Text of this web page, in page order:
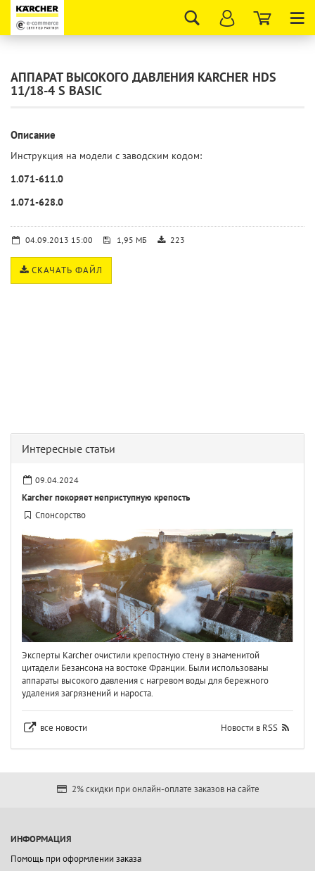
АППАРАТ ВЫСОКОГО ДАВЛЕНИЯ KARCHER HDS
11/18-4 S BASIC
Описание
Инструкция на модели с заводским кодом:
1.071-611.0
1.071-628.0
04.09.2013 15:00 1,95 МБ 223
СКАЧАТЬ ФАЙЛ
Интересные статьи
09.04.2024
Karcher покоряет неприступную крепость
Спонсорство
Эксперты Karcher очистили крепостную стену в знаменитой
цитадели Безансона на востоке Франции. Были использованы
аппараты высокого давления с нагревом воды для бережного
удаления загрязнений и нароста.
все новости Новости в RSS
2% скидки при онлайн-оплате заказов на сайте
ИНФОРМАЦИЯ
Помощь при оформлении заказа